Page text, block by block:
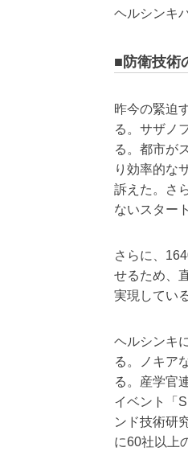
ヘルシンキ
■防衛技術
昨今の緊迫
る。サザノ
る。都市が
り効率的な
訴えた。さ
ないスター
さらに、
せるため、
実現している
ヘルシンキ
る。ノキア
る。産学官
イベント「
ンド技術研
に60社以上